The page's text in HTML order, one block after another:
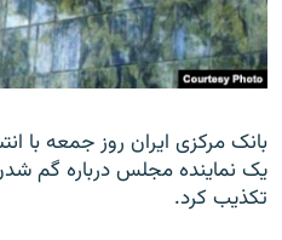
بانک مرکزی ایران روز جمعه با
تکذیب کرد.